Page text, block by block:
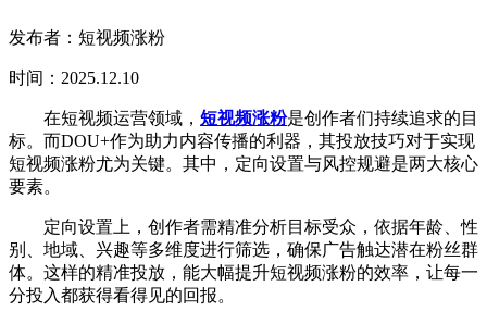
发布者：短视频涨粉
时间：2025.12.10
在短视频运营领域， 短视频涨粉是创作者们持续追求的目
标。而DOU+作为助力内容传播的利器，其投放技巧对于实现
短视频涨粉尤为关键。其中，定向设置与风控规避是两大核心
要素。
定向设置上，创作者需精准分析目标受众，依据年龄、性
别、地域、兴趣等多维度进行筛选，确保广告触达潜在粉丝群
体。这样的精准投放，能大幅提升短视频涨粉的效率，让每一
分投入都获得看得见的回报。